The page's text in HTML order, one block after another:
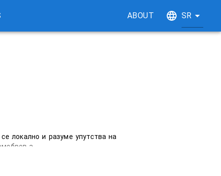
ABOUT SR
локално и разуме упутства на
а.